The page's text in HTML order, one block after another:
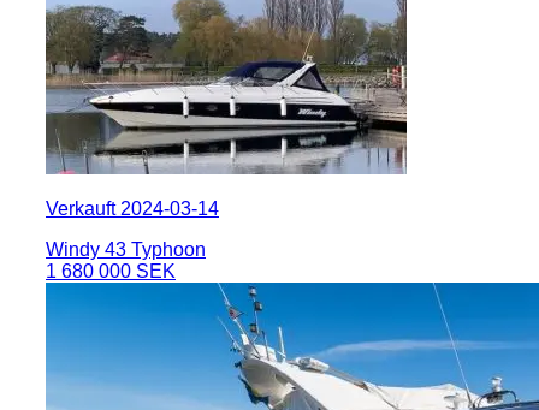
Verkauft 2024-03-14
Windy 43 Typhoon
1 680 000 SEK